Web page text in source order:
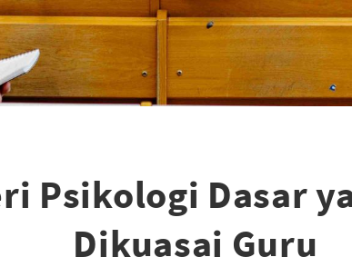
Psikologi Dasar
Dikuasai Guru